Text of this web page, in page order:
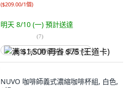
($209.00/1個)
明天 8/10 (一) 預計送達
(7)
满 $1,500 再省 $75 (王道卡)
NUVO 咖啡師義式濃縮咖啡杯組, 白色,